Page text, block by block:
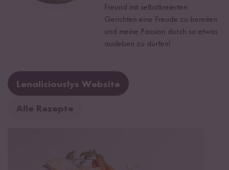
Freund mit selbstkreierten
Gerichten eine Freude zu bereiten
und meine Passion durch so etwas
ausleben zu dürfen!
Lenaliciouslys Website
Alle Rezepte